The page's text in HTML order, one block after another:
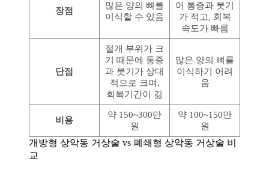
장점
많은 양의 뼈를
이식할 수 있음
어 통증과 붓기
가 적고, 회복
속도가 빠름
단점
절개 부위가 크
기 때문에 통증
과 붓기가 상대
적으로 크며,
회복기간이 긺
많은 양의 뼈를
이식하기 어려
움
비용
약 150~300만
원
약 100~150만
원
개방형 상악동 거상술 vs 폐쇄형 상악동 거상술 비
교